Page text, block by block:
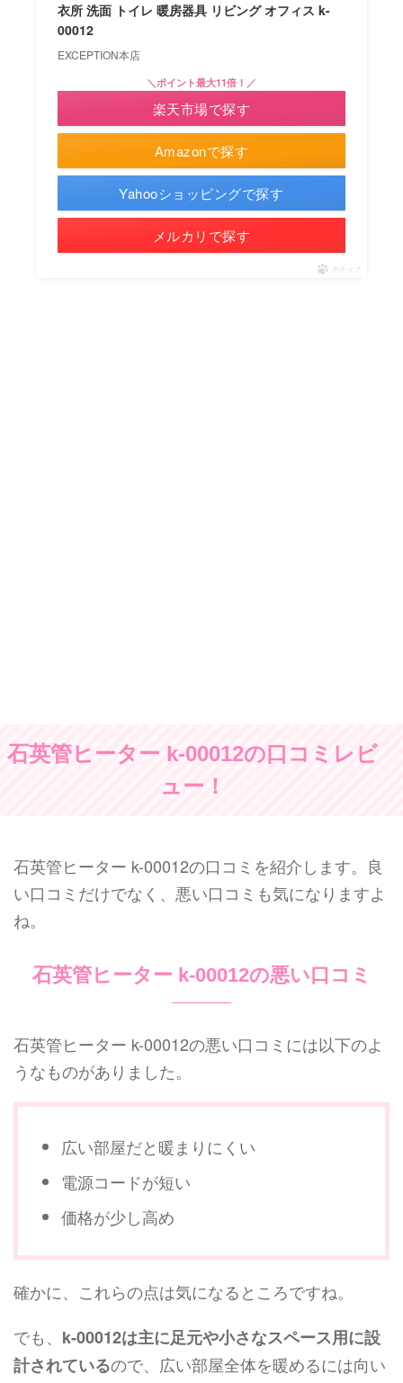
衣所 洗面 トイレ 暖房器具 リビング オフィス k-
00012
EXCEPTION本店
Amazonで探す
＼ポイント最大11倍！／
楽天市場で探す
Yahooショッピングで探す
メルカリで探す
ポチップ
石英管ヒーター k-00012の口コミレビ
ュー！
石英管ヒーター k-00012の口コミを紹介します。良
い口コミだけでなく、悪い口コミも気になりますよ
ね。
石英管ヒーター k-00012の悪い口コミ
石英管ヒーター k-00012の悪い口コミには以下のよ
うなものがありました。
広い部屋だと暖まりにくい
電源コードが短い
価格が少し高め
確かに、これらの点は気になるところですね。
でも、 k-00012は主に足元や小さなスペース用に設
計されているので、広い部屋全体を暖めるには向い